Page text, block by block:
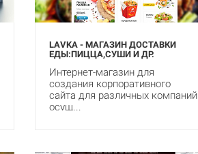
LAVKA - МАГАЗИН ДОСТАВКИ
ЕДЫ:ПИЦЦА,СУШИ И ДР.
Интернет-магазин для
создания корпоративного
сайта для различных компаний
осущ...